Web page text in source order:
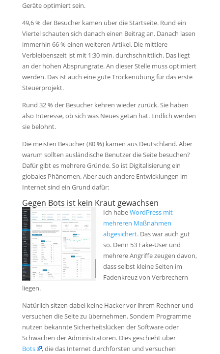
Geräte optimiert sein.
49,6 % der Besucher kamen über die Startseite. Rund ein
Viertel schauten sich danach einen Beitrag an. Danach lasen
immerhin 66 % einen weiteren Artikel. Die mittlere
Verbleibenszeit ist mit 1:30 min. durchschnittlich. Das liegt
an der hohen Absprungrate. An dieser Stelle muss optimiert
werden. Das ist auch eine gute Trockenübung für das erste
Steuerprojekt.
Rund 32 % der Besucher kehren wieder zurück. Sie haben
also Interesse, ob sich was Neues getan hat. Endlich werden
sie belohnt.
Die meisten Besucher (80 %) kamen aus Deutschland. Aber
warum sollten ausländische Benutzer die Seite besuchen?
Dafür gibt es mehrere Gründe. So ist Digitalisierung ein
globales Phänomen. Aber auch andere Entwicklungen im
Internet sind ein Grund dafür:
Gegen Bots ist kein Kraut gewachsen
Ich habeWordPress mit
mehreren Maßnahmen
abgesichert. Das war auch gut
so. Denn 53 Fake-User und
mehrere Angriffe zeugen davon,
dass selbst kleine Seiten im
Fadenkreuz von Verbrechern
liegen.
Natürlich sitzen dabei keine Hacker vor ihrem Rechner und
versuchen die Seite zu übernehmen. Sondern Programme
nutzen bekannte Sicherheitslücken der Software oder
Schwächen der Administratoren. Dies geschieht über
Bots
, die das Internet durchforsten und versuchen